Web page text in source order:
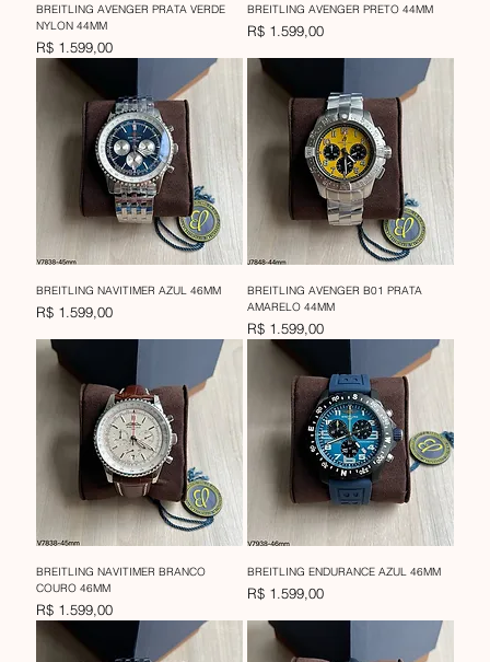
BREITLING AVENGER PRATA VERDE
NYLON 44MM
Preço
R$ 1.599,00
BREITLING AVENGER PRETO 44MM
Preço
R$ 1.599,00
BREITLING NAVITIMER AZUL 46MM
Preço
R$ 1.599,00
BREITLING AVENGER B01 PRATA
AMARELO 44MM
Preço
R$ 1.599,00
BREITLING NAVITIMER BRANCO
COURO 46MM
Preço
R$ 1.599,00
BREITLING ENDURANCE AZUL 46MM
Preço
R$ 1.599,00